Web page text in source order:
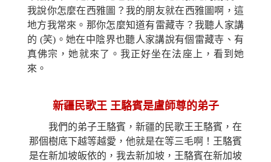
我說你怎麼在西雅圖？我的朋友就在西雅圖啊，這
地方我常來。 那你怎麼知道有雷藏寺？我聽人家講
的 (笑)。她在中陰界也聽人家講說有個雷藏寺、有
真佛宗，她就來了。我正好坐在法 座 上，看到她
來。
新疆民歌王 王駱賓是盧師尊的弟子
我們的弟子王駱賓，新疆的民歌王王駱賓，在
那個樹底下越等越愛，他就是在等三毛啊！王駱賓
是在新加坡皈依的，我去新加坡，王駱賓在新加坡